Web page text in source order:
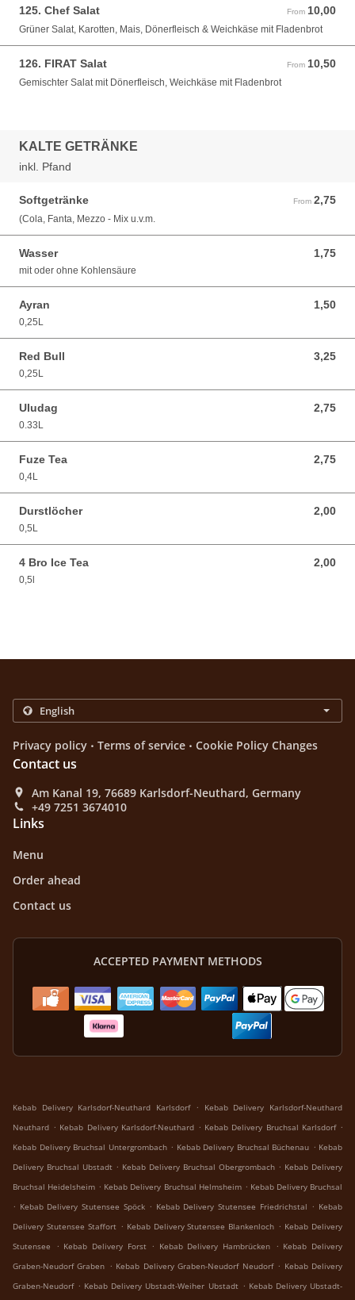
125. Chef Salat From 10,00
From 10,00 EUR
Grüner Salat, Karotten, Mais, Dönerfleisch & Weichkäse mit Fladenbrot
126. FIRAT Salat From 10,50
From 10,50 EUR
Gemischter Salat mit Dönerfleisch, Weichkäse mit Fladenbrot
KALTE GETRÄNKE
inkl. Pfand
Softgetränke From 2,75
From 2,75 EUR
(Cola, Fanta, Mezzo - Mix u.v.m.
Wasser 1,75
1,75 EUR
mit oder ohne Kohlensäure
Ayran 1,50
1,50 EUR
0,25L
Red Bull 3,25
3,25 EUR
0,25L
Uludag 2,75
2,75 EUR
0.33L
Fuze Tea 2,75
2,75 EUR
0,4L
Durstlöcher 2,00
2,00 EUR
0,5L
4 Bro Ice Tea 2,00
2,00 EUR
0,5l
Privacy policy . Terms of service . Cookie Policy Changes
Contact us
Am Kanal 19, 76689 Karlsdorf-Neuthard, Germany
+49 7251 3674010
Links
Menu
Order ahead
Contact us
ACCEPTED PAYMENT METHODS
Kebab Delivery Karlsdorf-Neuthard Karlsdorf .
Kebab Delivery Karlsdorf-Neuthard
Neuthard . Kebab Delivery Karlsdorf-Neuthard . Kebab Delivery Bruchsal Karlsdorf .
Kebab Delivery Bruchsal Untergrombach . Kebab Delivery Bruchsal Büchenau . Kebab
Delivery Bruchsal Ubstadt . Kebab Delivery Bruchsal Obergrombach . Kebab Delivery
Bruchsal Heidelsheim . Kebab Delivery Bruchsal Helmsheim . Kebab Delivery Bruchsal
. Kebab Delivery Stutensee Spöck . Kebab Delivery Stutensee Friedrichstal . Kebab
Delivery Stutensee Staffort . Kebab Delivery Stutensee Blankenloch . Kebab Delivery
Stutensee
. Kebab Delivery Forst . Kebab Delivery Hambrücken . Kebab Delivery
Graben-Neudorf Graben . Kebab Delivery Graben-Neudorf Neudorf . Kebab Delivery
Graben-Neudorf . Kebab Delivery Ubstadt-Weiher Ubstadt . Kebab Delivery Ubstadt-